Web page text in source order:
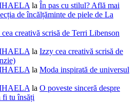
la În pas cu stilul? Află mai
de încălțăminte de piele de La
creativă scrisă de Terri Libenson
la Izzy cea creativă scrisă de
la Moda inspirată de universul
la O poveste sinceră despre
fi tu însăți